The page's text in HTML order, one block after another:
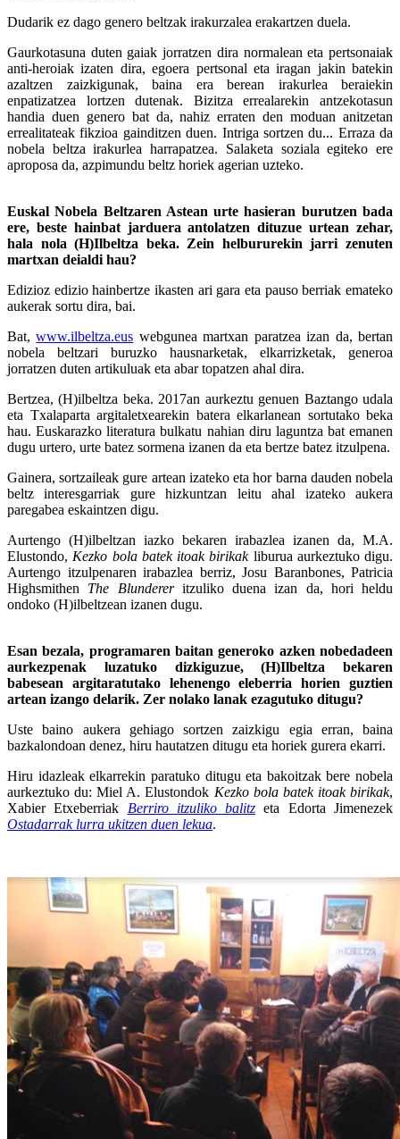
Dudarik ez dago genero beltzak irakurzalea erakartzen duela.
Gaurkotasuna duten gaiak jorratzen dira normalean eta pertsonaiak
anti-heroiak izaten dira, egoera pertsonal eta iragan jakin batekin
azaltzen zaizkigunak, baina era berean irakurlea beraiekin
enpatizatzea lortzen dutenak. Bizitza errealarekin antzekotasun
handia duen genero bat da, nahiz erraten den moduan anitzetan
errealitateak fikzioa gainditzen duen. Intriga sortzen du... Erraza da
nobela beltza irakurlea harrapatzea. Salaketa soziala egiteko ere
aproposa da, azpimundu beltz horiek agerian uzteko.
Euskal Nobela Beltzaren Astean urte hasieran burutzen bada
ere, beste hainbat jarduera antolatzen dituzue urtean zehar,
hala nola (H)Ilbeltza beka. Zein helbururekin jarri zenuten
martxan deialdi hau?
Edizioz edizio hainbertze ikasten ari gara eta pauso berriak emateko
aukerak sortu dira, bai.
Bat,www.ilbeltza.eus webgunea martxan paratzea izan da, bertan
nobela beltzari buruzko hausnarketak, elkarrizketak, generoa
jorratzen duten artikuluak eta abar topatzen ahal dira.
Bertzea, (H)ilbeltza beka. 2017an aurkeztu genuen Baztango udala
eta Txalaparta argitaletxearekin batera elkarlanean sortutako beka
hau. Euskarazko literatura bulkatu nahian diru laguntza bat emanen
dugu urtero, urte batez sormena izanen da eta bertze batez itzulpena.
Gainera, sortzaileak gure artean izateko eta hor barna dauden nobela
beltz interesgarriak gure hizkuntzan leitu ahal izateko aukera
paregabea eskaintzen digu.
Aurtengo (H)ilbeltzan iazko bekaren irabazlea izanen da, M.A.
Elustondo, Kezko bola batek itoak birikakliburua aurkeztuko digu.
Aurtengo itzulpenaren irabazlea berriz, Josu Baranbones, Patricia
Highsmithen The Blundereritzuliko duena izan da, hori heldu
ondoko (H)ilbeltzean izanen dugu.
Esan bezala, programaren baitan generoko azken nobedadeen
aurkezpenak luzatuko dizkiguzue, (H)Ilbeltza bekaren
babesean argitaratutako lehenengo eleberria horien guztien
artean izango delarik. Zer nolako lanak ezagutuko ditugu?
Uste baino aukera gehiago sortzen zaizkigu egia erran, baina
bazkalondoan denez, hiru hautatzen ditugu eta horiek gurera ekarri.
Hiru idazleak elkarrekin paratuko ditugu eta bakoitzak bere nobela
aurkeztuko du: Miel A. Elustondok Kezko bola batek itoak birikak,
Xabier Etxeberriak Berriro itzuliko balitz eta Edorta Jimenezek
Ostadarrak lurra ukitzen duen lekua.